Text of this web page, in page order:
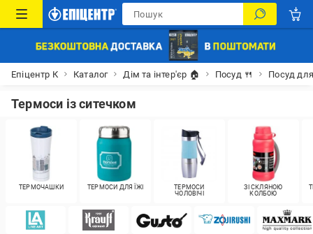
Епіцентр К Каталог Дім та інтер'єр 🏠 Посуд 🍴 Посуд
Термоси із ситечком
ТЕРМОЧАШКИ ТЕРМОСИ ДЛЯ ЇЖІ
ТЕРМОСИ
ЧОЛОВІЧІ
ЗІ СКЛЯНОЮ
КОЛБОЮ